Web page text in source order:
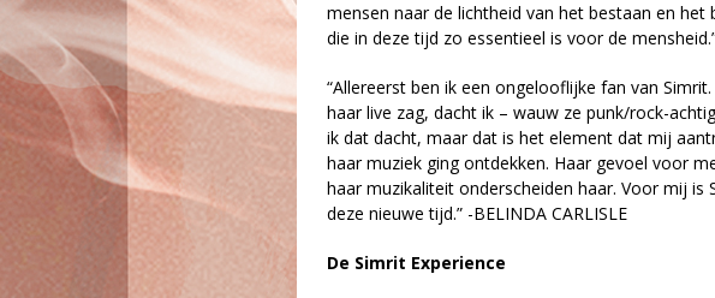
mensen naar de lichtheid van het bestaan en het
die in deze tijd zo essentieel is voor de
“Allereerst ben ik een ongelooflijke fan van
haar live zag, dacht ik – wauw ze punk/rock-
ik dat dacht, maar dat is het element dat mij
haar muziek ging ontdekken. Haar gevoel voor
haar muzikaliteit onderscheiden haar. Voor mij is
deze nieuwe tijd.” -BELINDA CARLISLE
De Simrit Experience